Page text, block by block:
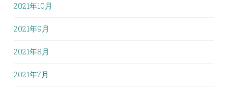
2021年10月
2021年9月
2021年8月
2021年7月